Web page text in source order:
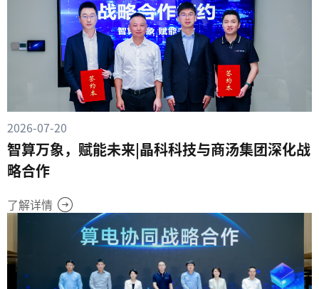
2026-07-20
智算万象，赋能未来|晶科科技与商汤集团深化战
略合作
了解详情